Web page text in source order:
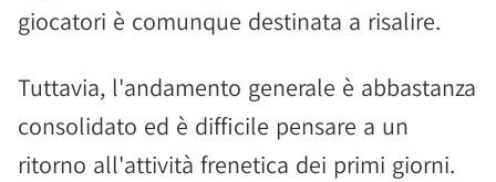
giocatori è comunque destinata a risalire.
Tuttavia, l'andamento generale è abbastanza
consolidato ed è difficile pensare a un
ritorno all'attività frenetica dei primi giorni.